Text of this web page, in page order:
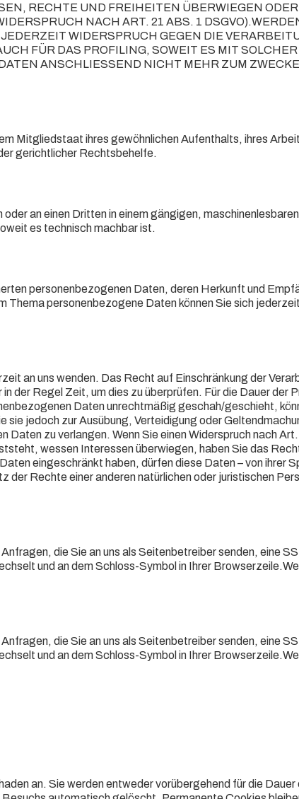
RECHTE UND FREIHEITEN ÜBERWIEGEN
NACH ART. 21 ABS. 1
WIDERSPRUCH GEGEN DIE
FÜR DAS PROFILING, SOWEIT ES MIT SOLCHER
ANSCHLIESSEND NICHT MEHR ZUM
Mitgliedstaat ihres gewöhnlichen Aufenthalts, ihres
gerichtlicher Rechtsbehelfe.
an einen Dritten in einem gängigen,
es technisch machbar ist.
personenbezogenen Daten, deren Herkunft und
personenbezogene Daten können Sie sich
an uns wenden. Das Recht auf Einschränkung der
der Regel Zeit, um dies zu überprüfen. Für die Dauer der
Daten unrechtmäßig geschah/geschieht,
jedoch zur Ausübung, Verteidigung oder
zu verlangen. Wenn Sie einen Widerspruch nach
wessen Interessen überwiegen, haben Sie das
eingeschränkt haben, dürfen diese Daten – von ihrer
der Rechte einer anderen natürlichen oder juristischen
die Sie an uns als Seitenbetreiber senden, eine
und an dem Schloss-Symbol in Ihrer
die Sie an uns als Seitenbetreiber senden, eine
und an dem Schloss-Symbol in Ihrer
an. Sie werden entweder vorübergehend für die